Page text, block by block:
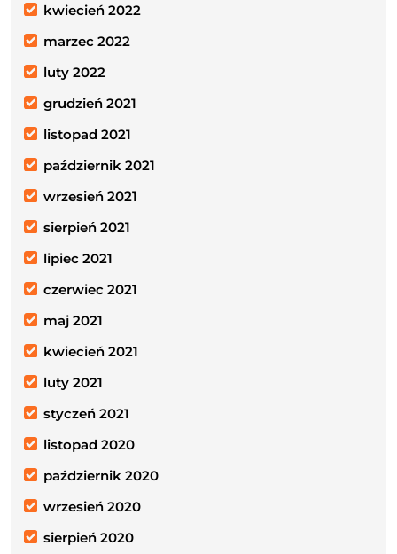
kwiecień 2022
marzec 2022
luty 2022
grudzień 2021
listopad 2021
październik 2021
wrzesień 2021
sierpień 2021
lipiec 2021
czerwiec 2021
maj 2021
kwiecień 2021
luty 2021
styczeń 2021
listopad 2020
październik 2020
wrzesień 2020
sierpień 2020